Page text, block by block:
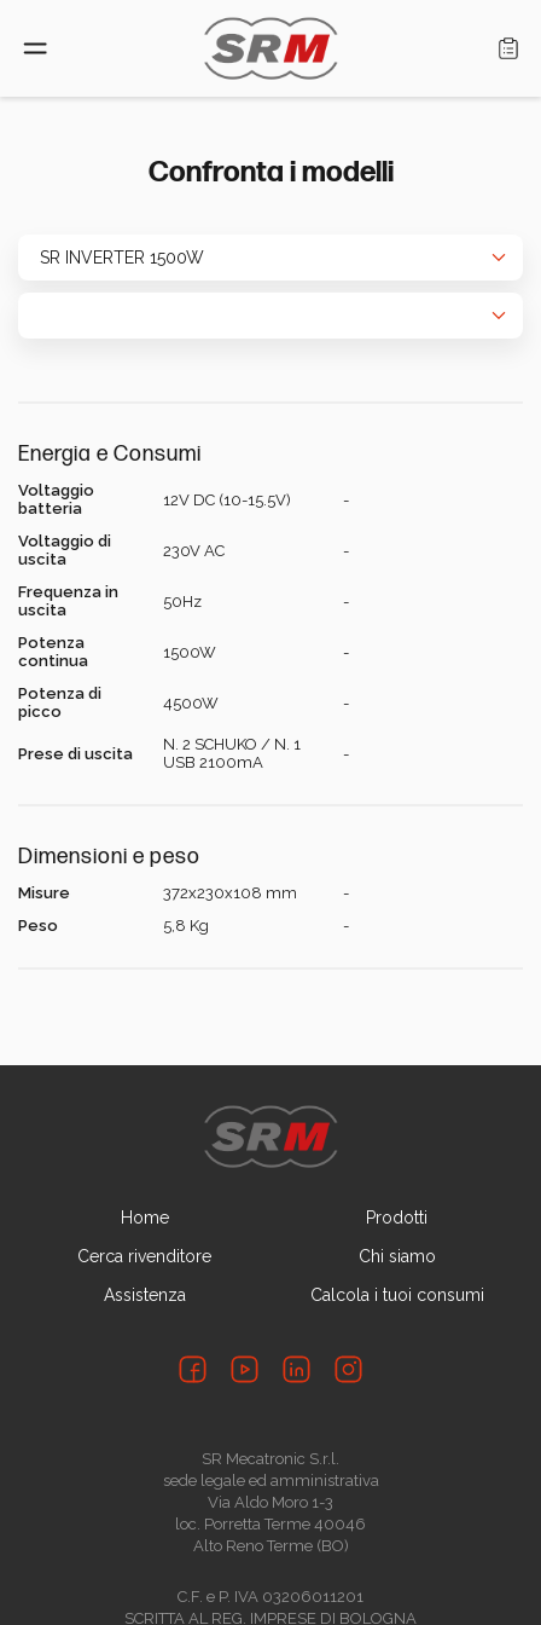
Calcola i tuoi consumi
Confronta i modelli
Energia e Consumi
Voltaggio
batteria
12V DC (10-15.5V) -
Voltaggio di
uscita
230V AC -
Frequenza in
uscita
50Hz -
Potenza
continua
1500W -
Potenza di
picco
4500W -
Prese di uscita
N. 2 SCHUKO / N. 1
USB 2100mA
-
Dimensioni e peso
Misure 372x230x108 mm
-
Peso
5,8 Kg -
Home
Prodotti
Cerca rivenditore
Chi siamo
Assistenza
Calcola i tuoi consumi
SR Mecatronic S.r.l.
sede legale ed amministrativa
Via Aldo Moro 1-3
loc. Porretta Terme 40046
Alto Reno Terme (BO)
C.F. e P. IVA 03206011201
SCRITTA AL REG. IMPRESE DI BOLOGNA